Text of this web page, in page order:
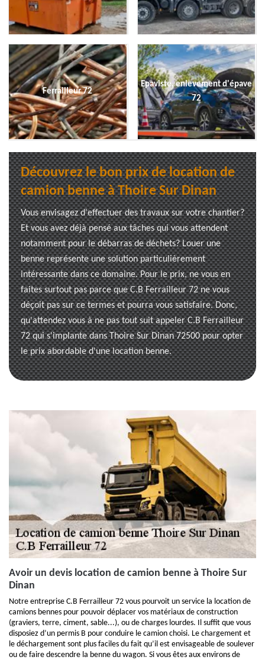
Ferrailleur 72
Epaviste, enlevement d'épave
72
Découvrez le bon prix de location de
camion benne à Thoire Sur Dinan
Vous envisagez d'effectuer des travaux sur votre chantier?
Et vous avez déjà pensé aux tâches qui vous attendent
notamment pour le débarras de déchets? Louer une
benne représente une solution particulièrement
intéressante dans ce domaine. Pour le prix, ne vous en
faites surtout pas parce que C.B Ferrailleur 72 ne vous
déçoit pas sur ce termes et pourra vous satisfaire. Donc,
qu'attendez vous à ne pas tout suit appeler C.B Ferrailleur
72 qui s'implante dans Thoire Sur Dinan 72500 pour opter
le prix abordable d'une location benne.
Avoir un devis location de camion benne à Thoire Sur
Dinan
Notre entreprise C.B Ferrailleur 72 vous pourvoit un service la location de
camions bennes pour pouvoir déplacer vos matériaux de construction
(graviers, terre, ciment, sable...), ou de charges lourdes. Il suffit que vous
disposiez d’un permis B pour conduire le camion choisi. Le chargement et
le déchargement sont plus faciles du fait qu’il est envisageable de soulever
ou de faire descendre la benne du wagon. Si vous êtes aux environs de